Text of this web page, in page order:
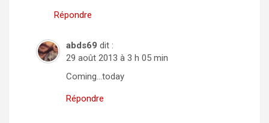
Répondre
abds69 dit :
29 août 2013 à 3 h 05 min
Coming…today
Répondre